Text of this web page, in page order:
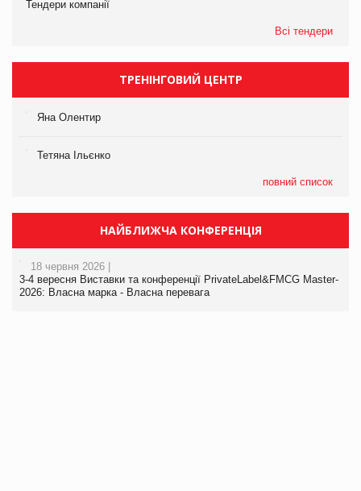
Тендери компанії
Всі тендери
ТРЕНІНГОВИЙ ЦЕНТР
Яна Олентир
Тетяна Ільєнко
повний список
НАЙБЛИЖЧА КОНФЕРЕНЦІЯ
18 червня 2026 |
3-4 вересня Виставки та конференції PrivateLabel&FMCG Master-
2026: Власна марка - Власна перевага